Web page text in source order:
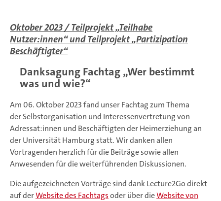
Oktober 2023 / Teilprojekt „Teilhabe
Nutzer:innen“ und Teilprojekt „Partizipation
Beschäftigter“
Danksagung Fachtag „Wer bestimmt
was und wie?“
Am 06. Oktober 2023 fand unser Fachtag zum Thema
der Selbstorganisation und Interessenvertretung von
Adressat:innen und Beschäftigten der Heimerziehung an
der Universität Hamburg statt. Wir danken allen
Vortragenden herzlich für die Beiträge sowie allen
Anwesenden für die weiterführenden Diskussionen.
Die aufgezeichneten Vorträge sind dank Lecture2Go direkt
auf derWebsite des Fachtagsoder über dieWebsite von